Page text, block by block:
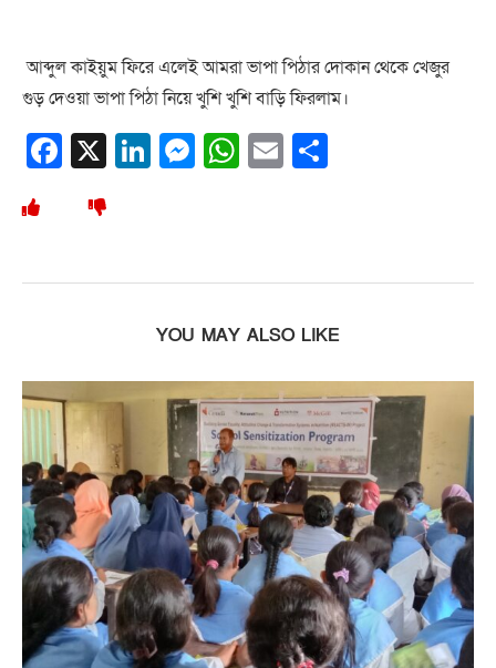
আব্দুল কাইয়ুম ফিরে এলেই আমরা ভাপা পিঠার দোকান থেকে খেজুর
গুড় দেওয়া ভাপা পিঠা নিয়ে খুশি খুশি বাড়ি ফিরলাম।
Facebook
X LinkedIn
Messenger
WhatsApp
Email
YOU MAY ALSO LIKE